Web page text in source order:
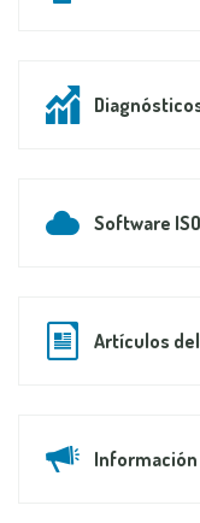
Software
Artículos